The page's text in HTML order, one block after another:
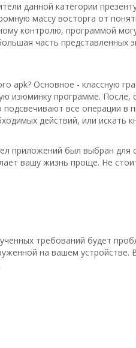
данной категории
массу восторга от
контролю, программой
часть представленных
apk? Основное - классную
изюминку программе. После,
все операции в
действий, или искать
приложений был выбран для
вашу жизнь проще. Не
требований будет
на вашем устройстве.